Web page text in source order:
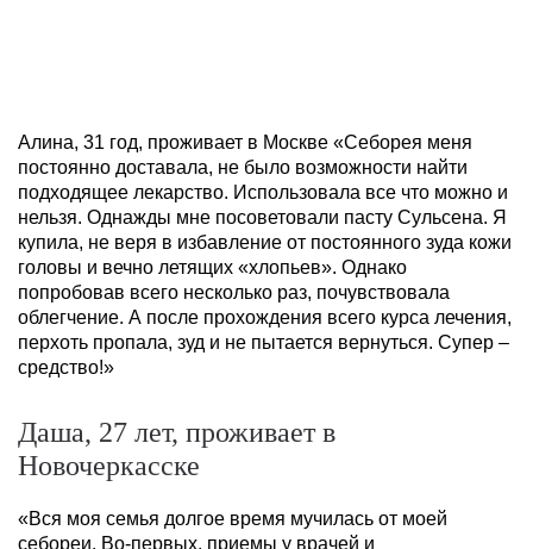
Алина, 31 год, проживает в Москве «Себорея меня
постоянно доставала, не было возможности найти
подходящее лекарство. Использовала все что можно и
нельзя. Однажды мне посоветовали пасту Сульсена. Я
купила, не веря в избавление от постоянного зуда кожи
головы и вечно летящих «хлопьев». Однако
попробовав всего несколько раз, почувствовала
облегчение. А после прохождения всего курса лечения,
перхоть пропала, зуд и не пытается вернуться. Супер –
средство!»
Даша, 27 лет, проживает в
Новочеркасске
«Вся моя семья долгое время мучилась от моей
себореи. Во-первых, приемы у врачей и